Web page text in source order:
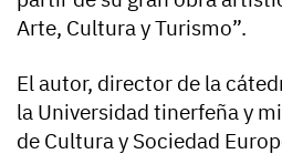
Arte, Cultura y Turismo”.
El autor, director de la
la Universidad tinerfeña y
de Cultura y Sociedad